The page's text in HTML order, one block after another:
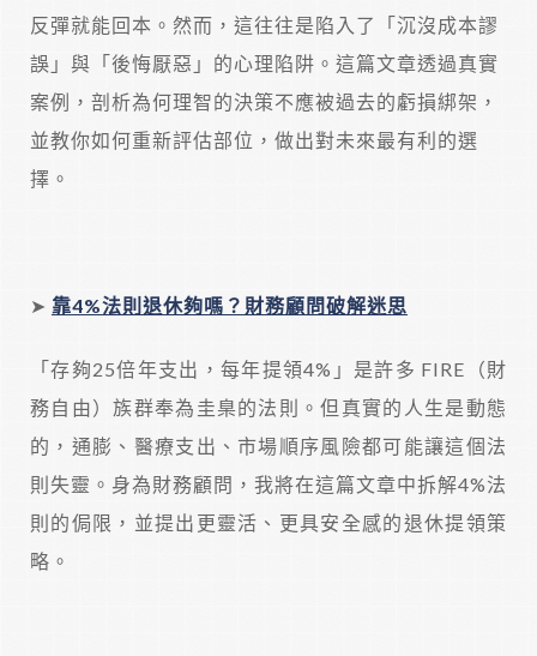
反彈就能回本。然而，這往往是陷入了「沉沒成本謬
誤」與「後悔厭惡」的心理陷阱。這篇文章透過真實
案例，剖析為何理智的決策不應被過去的虧損綁架，
並教你如何重新評估部位，做出對未來最有利的選
擇。
➤ 靠4%法則退休夠嗎？財務顧問破解迷思
「存夠25倍年支出，每年提領4%」是許多 FIRE（財
務自由）族群奉為圭臬的法則。但真實的人生是動態
的，通膨、醫療支出、市場順序風險都可能讓這個法
則失靈。身為財務顧問，我將在這篇文章中拆解4%法
則的侷限，並提出更靈活、更具安全感的退休提領策
略。